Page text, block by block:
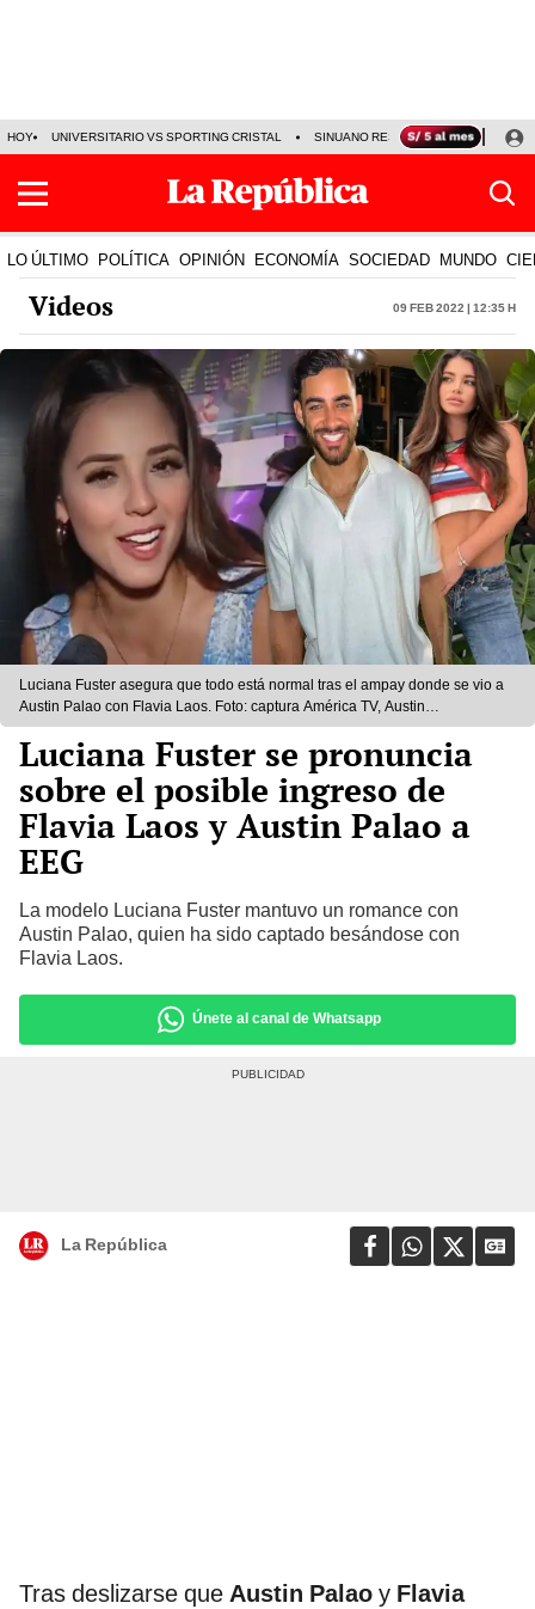
HOY UNIVERSITARIO VS SPORTING CRISTAL SINUANO RESULTADOS HOY
LO ÚLTIMO POLÍTICA OPINIÓN ECONOMÍA SOCIEDAD MUNDO
Videos 09 Feb 2022 | 12:35 h
Luciana Fuster asegura que todo está normal tras el ampay donde se vio a
Austin Palao con Flavia Laos. Foto: captura América TV, Austin
Palao/Instagram, Flavia Laos/Instagram
Luciana Fuster se pronuncia
sobre el posible ingreso de
Flavia Laos y Austin Palao a
EEG
La modelo Luciana Fuster mantuvo un romance con
Austin Palao, quien ha sido captado besándose con
Flavia Laos.
Únete al canal de Whatsapp
La República
Tras deslizarse que Austin Palao y Flavia